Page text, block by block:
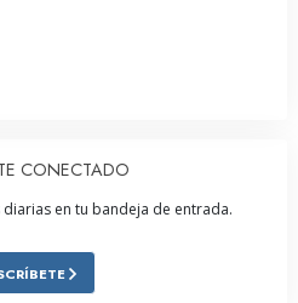
CONECTADO
diarias en tu bandeja de entrada.